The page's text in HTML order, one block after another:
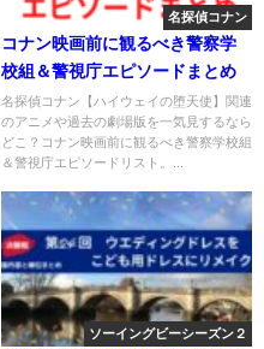
名探偵コナン
コナン映画前に観るべき警察学
校組＆警視庁エピソードまとめ
名探偵コナン【ハイウェイの堕天使】関連
のアニメや過去の劇場版を一気見するなら
どこ？コナン映画前に観るべき警察学校組
＆警視庁エピソードリスト。...
ソーイングビーシーズン２